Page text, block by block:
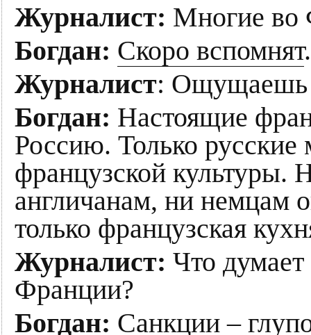
Журналист: Многие во
Богдан: Скоро вспомнят.
Журналист: Ощущаешь
Богдан: Настоящие
Россию. Только русские
французской культуры.
англичанам, ни немцам
только французская
Журналист: Что
Франции?
Богдан: Санкции –